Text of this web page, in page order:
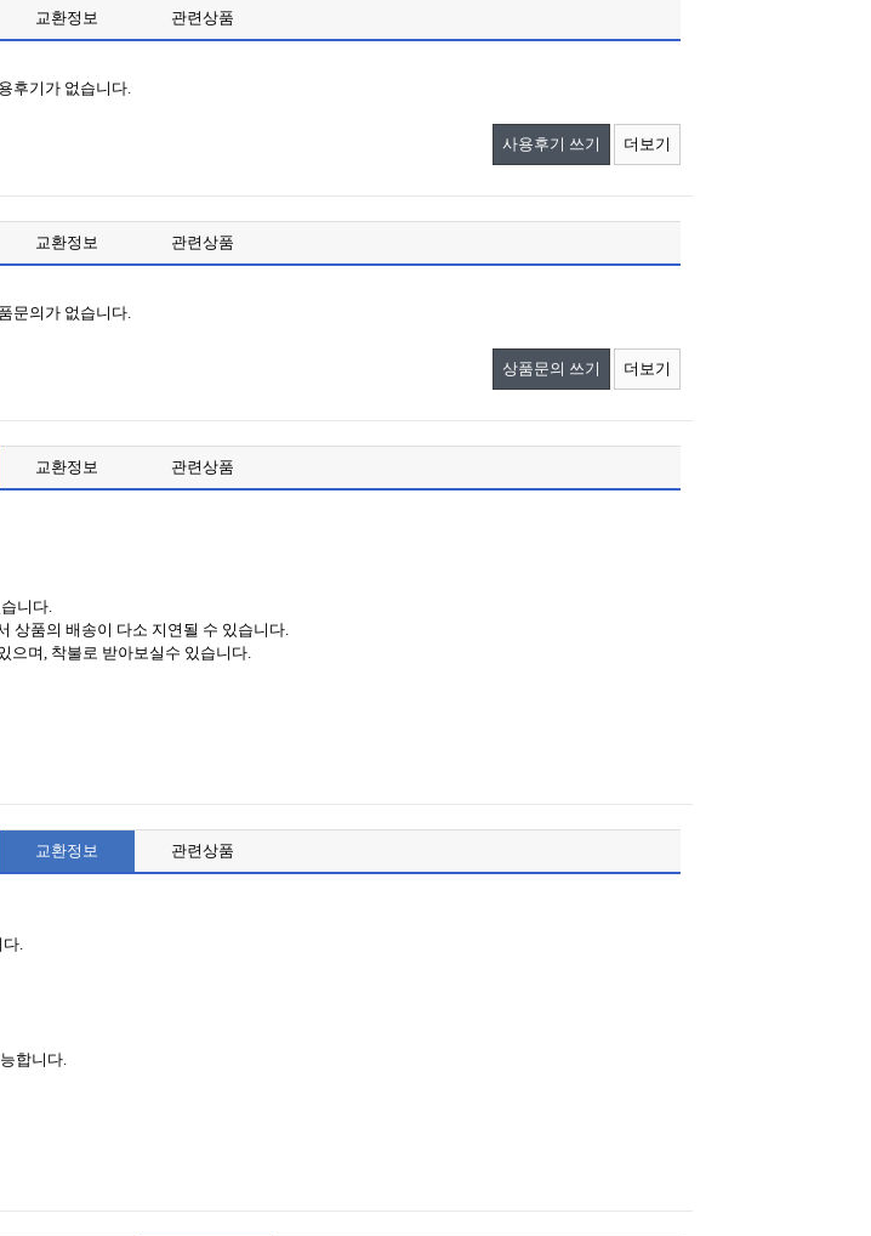
교환정보 관련상품
후기가 없습니다.
사용후기 쓰기 더보기
교환정보 관련상품
문의가 없습니다.
상품문의 쓰기 더보기
교환정보 관련상품
니다.
상품의 배송이 다소 지연될 수 있습니다.
으며, 착불로 받아보실수 있습니다.
교환정보 관련상품
다.
합니다.